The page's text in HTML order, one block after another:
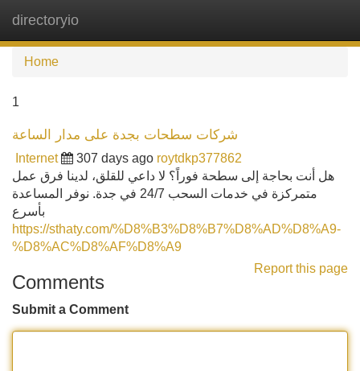
directoryio
Home
1
شركات سطحات بجدة على مدار الساعة
Internet 307 days ago roytdkp377862
هل أنت بحاجة إلى سطحة فوراً؟ لا داعي للقلق، لدينا فرق عمل
متمركزة في خدمات السحب 24/7 في جدة. نوفر المساعدة
بأسرع
https://sthaty.com/%D8%B3%D8%B7%D8%AD%D8%A9-
%D8%AC%D8%AF%D8%A9
Report this page
Comments
Submit a Comment